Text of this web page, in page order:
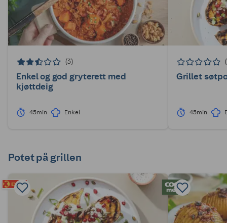
(3)
Enkel og god gryterett med
kjøttdeig
45min Enkel
Grillet
45min
Potet på grillen